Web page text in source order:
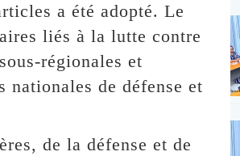
a été adopté. Le
liés à la lutte contre
régionales et
nationales de défense et
de la défense et de